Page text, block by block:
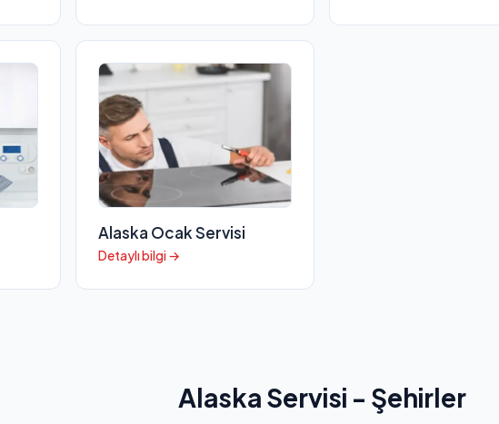
Alaska Ocak Servisi
Detaylı bilgi →
Alaska Servisi - Şehirler